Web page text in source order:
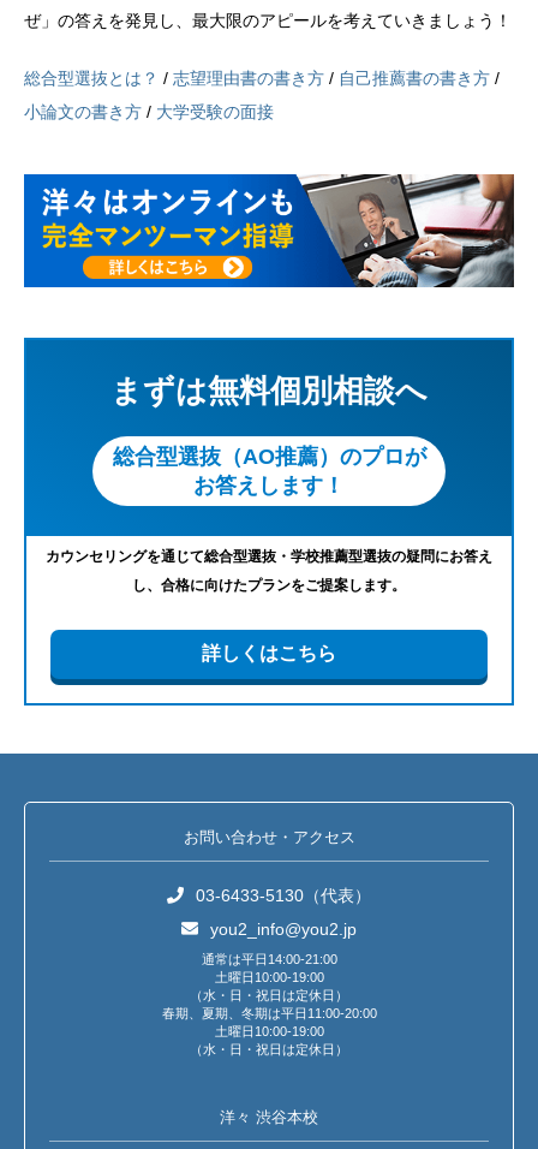
ぜ」の答えを発見し、最大限のアピールを考えていきましょう！
総合型選抜とは？ / 志望理由書の書き方 / 自己推薦書の書き方 /
小論文の書き方 / 大学受験の面接
まずは無料個別相談へ
総合型選抜（AO推薦）のプロが
お答えします！
カウンセリングを通じて総合型選抜・学校推薦型選抜の疑問にお答え
し、合格に向けたプランをご提案します。
詳しくはこちら
お問い合わせ・アクセス
03-6433-5130（代表）
you2_info@you2.jp
通常は平日14:00-21:00
土曜日10:00-19:00
（水・日・祝日は定休日）
春期、夏期、冬期は平日11:00-20:00
土曜日10:00-19:00
（水・日・祝日は定休日）
洋々 渋谷本校